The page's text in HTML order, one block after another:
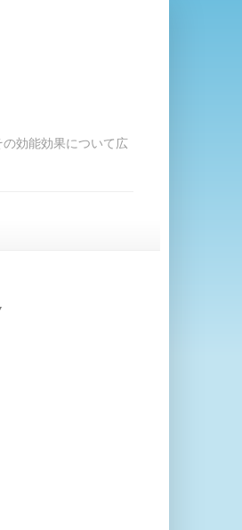
効能効果について広